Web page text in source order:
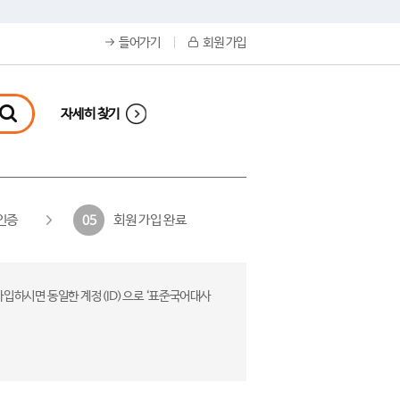
들어가기 회원 가입
자세히 찾기
증 05 회원 가입 완료
하시면 동일한 계정(ID)으로 ‘표준국어대사